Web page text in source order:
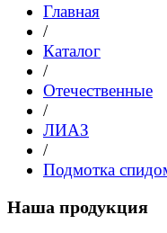
Главная
/
Каталог
/
Отечественные
/
ЛИАЗ
/
Подмотка
Наша продукция